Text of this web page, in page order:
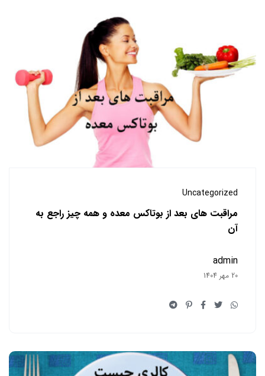
Uncategorized
مراقبت ‌های بعد از بوتاکس معده و همه چیز راجع به
آن
admin
20 مهر 1404